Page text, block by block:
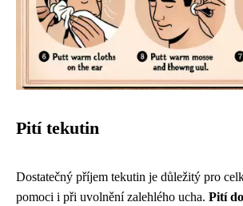
Pití tekutin
Dostatečný příjem tekutin je důležitý pro
pomoci i při uvolnění zalehlého ucha. Pití